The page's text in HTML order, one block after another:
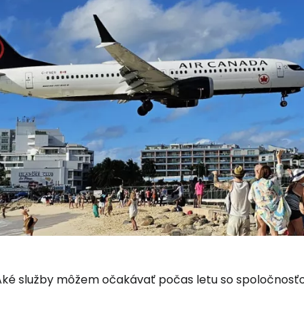
služby môžem očakávať počas letu so